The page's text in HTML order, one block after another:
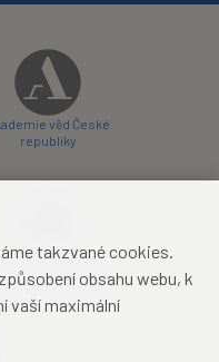
věd České
republiky
hotel Třešť
centrum
takzvané cookies.
obsahu webu, k
vaší maximální